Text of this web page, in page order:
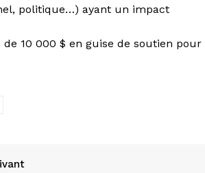
politique…) ayant un impact
10 000 $ en guise de soutien pour